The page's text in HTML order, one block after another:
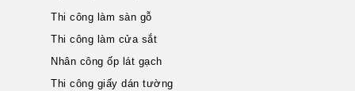
Thi công làm sàn gỗ
Thi công làm cửa sắt
Nhân công ốp lát gạch
Thi công giấy dán tường